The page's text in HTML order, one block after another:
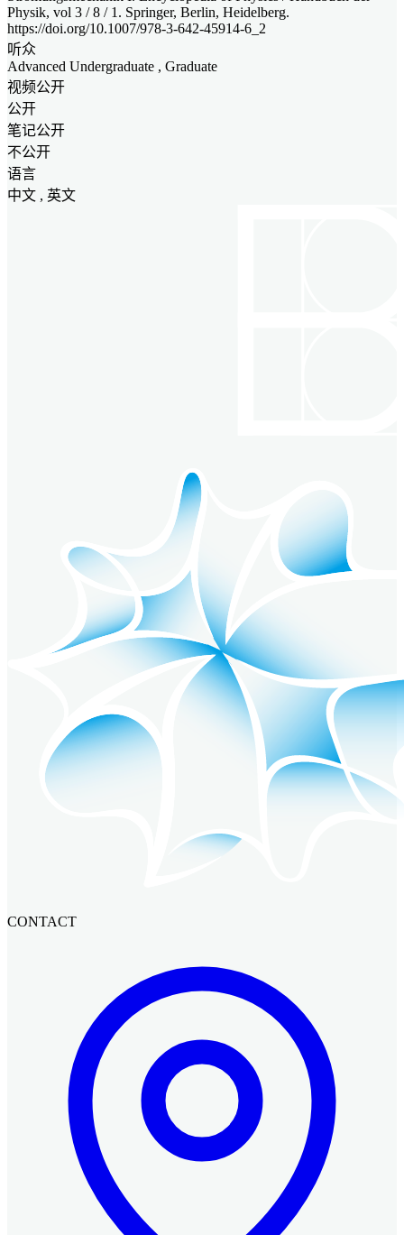
Physik, vol 3 / 8 / 1. Springer, Berlin, Heidelberg.
https://doi.org/10.1007/978-3-642-45914-6_2
听众
Advanced Undergraduate , Graduate
视频公开
公开
笔记公开
不公开
语言
中文 , 英文
CONTACT